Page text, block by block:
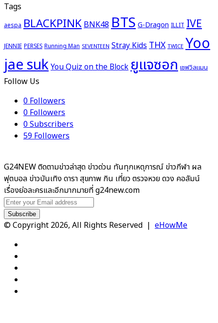
Tags
aespa BLACKPINK BNK48BTSG-Dragon ILLIT IVE
JENNIE PERSES Running Man SEVENTEEN Stray Kids THX TWICE Yoo
jae sukYou Quiz on the Blockยูแจซอก เชฟวิลแมน
Follow Us
0 Followers
0 Followers
0Subscribers
59 Followers
G24NEW ติดตามข่าวล่าสุด ข่าวด่วน ทันทุกเหตุการณ์ ข่าวกีฬา ผล
ฟุตบอล ข่าวบันเทิง ดารา สุขภาพ กิน เที่ยว ตรวจหวย ดวง คอลัมน์
เรื่องย่อละครและอีกมากมายที่ g24new.com
Enter
your
Email
© Copyright 2026, All Rights Reserved | eHowMe